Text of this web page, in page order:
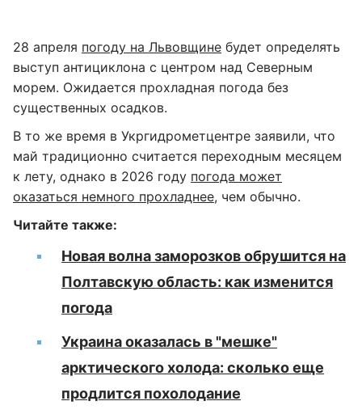
28 апреля погоду на Львовщине будет определять
выступ антициклона с центром над Северным
морем. Ожидается прохладная погода без
существенных осадков.
В то же время в Укргидрометцентре заявили, что
май традиционно считается переходным месяцем
к лету, однако в 2026 году погода может
оказаться немного прохладнее, чем обычно.
Читайте также:
Новая волна заморозков обрушится на
Полтавскую область: как изменится
погода
Украина оказалась в "мешке"
арктического холода: сколько еще
продлится похолодание